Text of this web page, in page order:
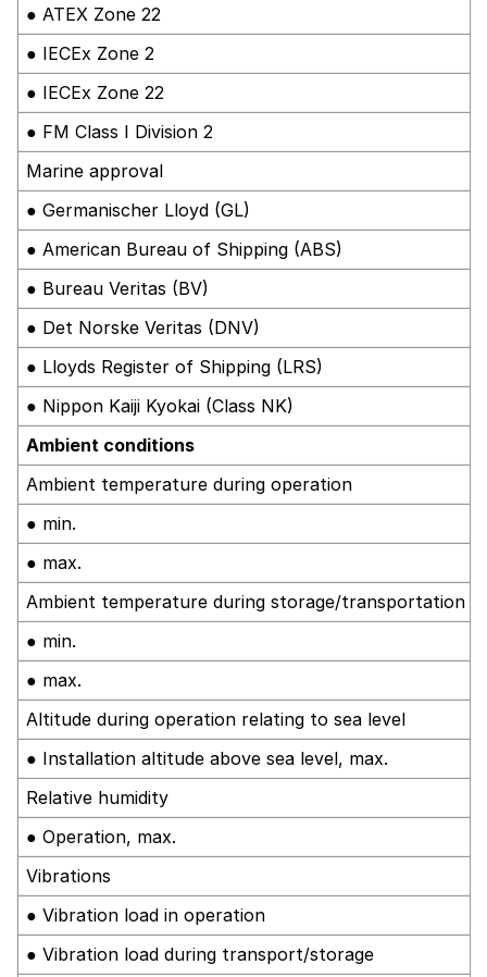
● ATEX Zone 22
● IECEx Zone 2
● IECEx Zone 22
● FM Class I Division 2
Marine approval
● Germanischer Lloyd (GL)
● American Bureau of Shipping (ABS)
● Bureau Veritas (BV)
● Det Norske Veritas (DNV)
● Lloyds Register of Shipping (LRS)
● Nippon Kaiji Kyokai (Class NK)
Ambient conditions
Ambient temperature during operation
● min.
● max.
Ambient temperature during storage/transportation
● min.
● max.
Altitude during operation relating to sea level
● Installation altitude above sea level, max.
Relative humidity
● Operation, max.
Vibrations
● Vibration load in operation
● Vibration load during transport/storage